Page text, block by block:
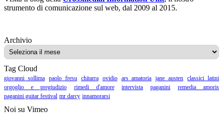
strumento di comunicazione sul web, dal 2009 al 2015.
ArchivioArchivio
Tag Cloud
giovanni sollima paolo fresu chitarra ovidio ars amatoria jane austen classici latini
orgoglio e pregiudizio
rimedi d'amore intervista paganini
remedia amoris
paganini guitar festival mr darcy innamorarsi
Noi su Vimeo